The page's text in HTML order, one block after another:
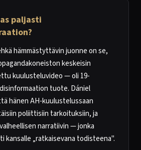
paljasti
hämmästyttävin juonne on se,
keskeisin
kuulusteluvideo — oli 19-
tuote. Dániel
hänen AH-kuulustelussaan
poliittisiin tarkoituksiin, ja
narratiivin — jonka
kansalle „ratkaisevana todisteena".